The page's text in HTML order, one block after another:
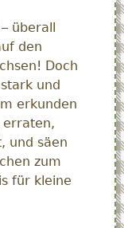
überall
den
Doch
und
erkunden
erraten,
und säen
zum
für kleine